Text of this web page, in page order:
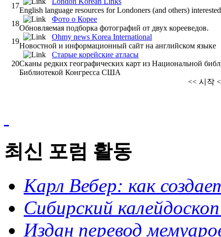
17
English language resources for Londoners (and others)
18
Фото о Корее
Обновляемая подборка фотографий от двух корееведов.
19
Ohmy news Korea International
Новостной и информационный сайт на английском языке
20
Старые корейские атласы
Сканы редких географических карт из Национальной
Библиотекой Конгресса США
<< 시작
최신 포럼 활동
Карл Вебер: как
Сибирский
Издан перевод